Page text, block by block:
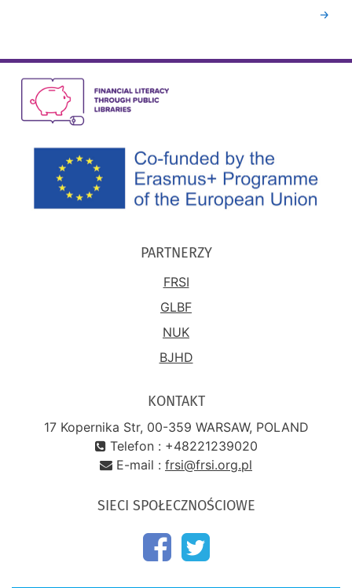
→
PARTNERZY
FRSI
GLBF
NUK
BJHD
KONTAKT
17 Kopernika Str, 00-359 WARSAW, POLAND
Telefon : +48221239020
E-mail : frsi@frsi.org.pl
SIECI SPOŁECZNOŚCIOWE